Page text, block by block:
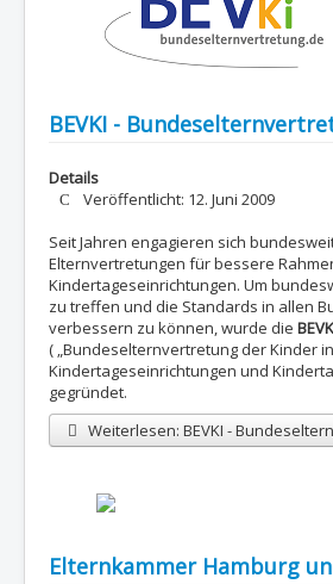
BEVKI -
Details
Veröffentlicht: 12. Juni 2009
Seit Jahren engagieren sich
Elternvertretungen für bessere
Kindertageseinrichtungen. Um
zu treffen und die Standards in allen
verbessern zu können, wurde die
( „Bundeselternvertretung der Kinder in
Kindertageseinrichtungen und
gegründet.
Weiterlesen: BEVKI -
Elternkammer Hamburg